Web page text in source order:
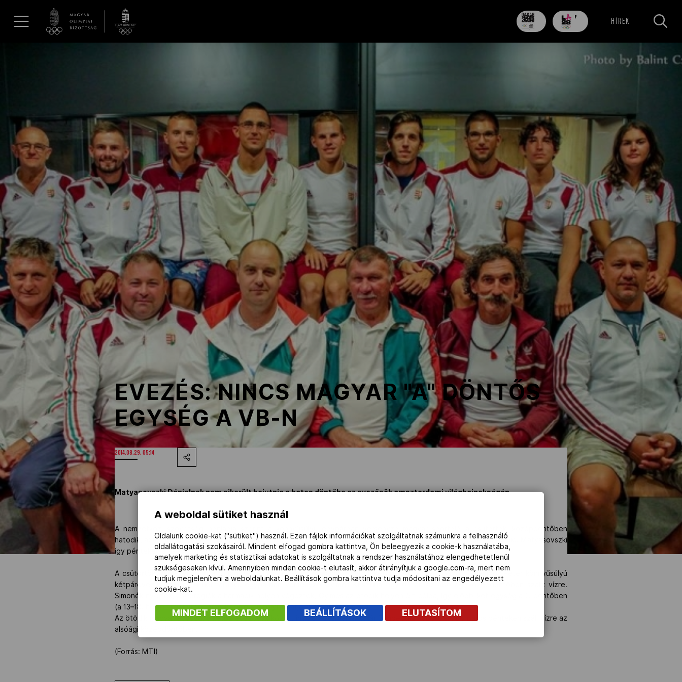
Dakar 2026
Los Angeles 2028
MOB
Kettőskarrier-program
NOB
Társszervezetek
OVEP
Adatbank
86
nap
707
nap HÍREK
EVEZÉS: NINCS MAGYAR "A" DÖNTŐS
EGYSÉG A VB-N
2014.08.29. 05:14
Matyasovszki Dánielnek nem sikerült bejutnia a hatos döntőbe az evezősök amszterdami világbajnokságán.
A nemzetközi szövetség honlapja szerint a könnyűsúlyú egypárban versenyző magyar sportoló a csütörtöki középdöntőben
hatodik, azaz utolsó lett a futamában, a finálés szerepléshez pedig az első három között kellett volna célba érkeznie. Matyasovszki
így pénteken a B-döntőben, tehát a 7–12. helyért versenyez.
A csütörtöki versenynapon a Simon Béla, Juhász Adrián kormányos nélküli kettes, a Csepregi Gábor, Galambos Péter könnyűsúlyú
kétpárevezős duó és a normálsúlyú egypárban versenyző Gyimes Krisztina egyformán az alsó ági középdöntőben szállt vízre.
Simonék nyertek, Csepregiék a harmadik helyen végeztek, Gyimes az ötödik helyen ért célba, így előbbi két egység a C-döntőben
(a 13–18. helyért), míg utóbbi a D-fináléban folytathatja szereplését.
Az ötödik magyar egység, a kétpárevezősök között induló Pétervári-Molnár Bendegúz, Papp Gergely páros pénteken száll vízre az
alsóági középdöntőben.
(Forrás: MTI)
A weboldal sütiket használ
Oldalunk cookie-kat ("sütiket") használ. Ezen fájlok információkat szolgáltatnak számunkra a felhasználó
oldallátogatási szokásairól. Mindent elfogad gombra kattintva, Ön beleegyezik a cookie-k használatába,
amelyek marketing és statisztikai adatokat is szolgáltatnak a rendszer használatához elengedhetetlenül
szükségeseken kívül. Amennyiben minden cookie-t elutasít, akkor átirányítjuk a google.com-ra, mert nem
tudjuk megjeleníteni a weboldalunkat. Beállítások gombra kattintva tudja módosítani az engedélyezett
cookie-kat.
MINDET ELFOGADOM BEÁLLÍTÁSOK ELUTASÍTOM